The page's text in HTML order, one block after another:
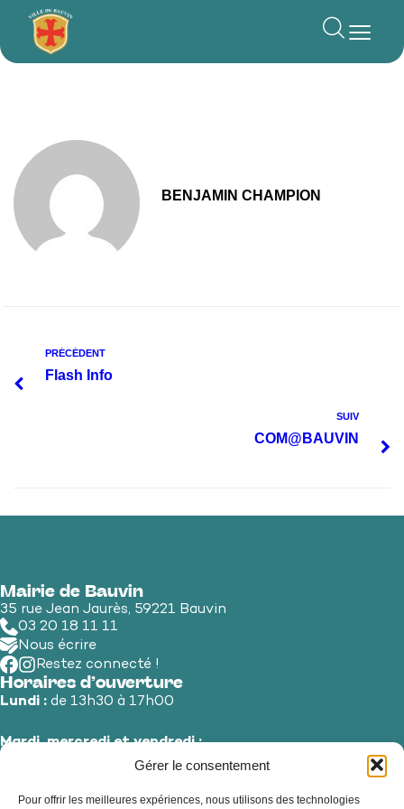
Gérer le consentement
Pour offrir les meilleures expériences, nous utilisons des technologies
principal
BENJAMIN CHAMPION
PRÉCÉDENT
Flash Info
SUIV
COM@BAUVIN
Mairie de Bauvin
35 rue Jean Jaurès, 59221 Bauvin
03 20 18 11 11
Nous écrire
Restez connecté !
Horaires d’ouverture
Lundi : de 13h30 à 17h00
Mardi, mercredi et vendredi :
de 8h30 à 12h00 et de 13h30 à 17h00
Jeudi et samedi :de 8h30 à 12h00